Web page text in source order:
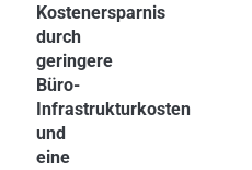
Kostenersparnis
durch
geringere
Büro-
Infrastrukturkosten
und
eine